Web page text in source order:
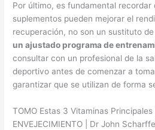
Por último, es fundamental recordar
suplementos pueden mejorar el
recuperación, no son un sustituto
un ajustado programa de
consultar con un profesional de la
deportivo antes de comenzar a
garantizar que se utilizan de forma
TOMO Estas 3 Vitaminas Principales
ENVEJECIMIENTO | Dr John